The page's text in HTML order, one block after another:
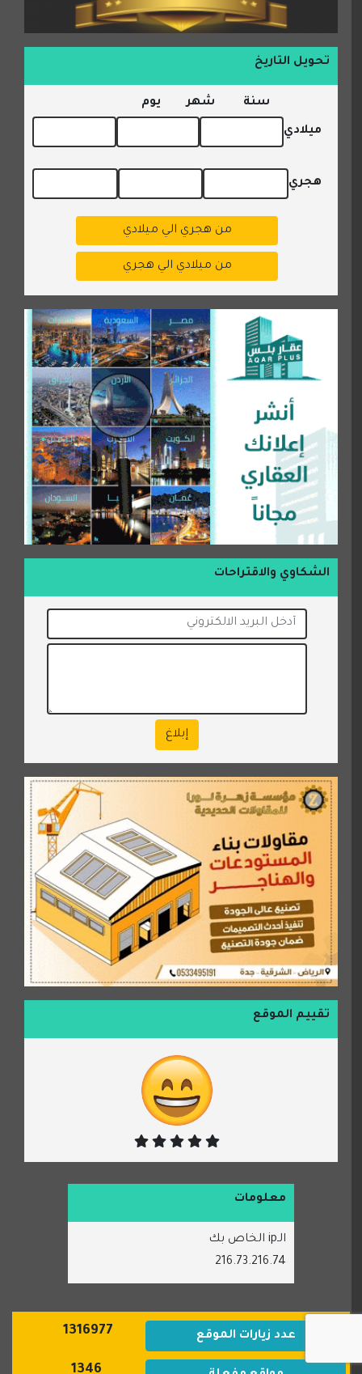
تحويل التاريخ
سنة شهر يوم
ميلادي
هجري
من هجري الي ميلادي
من ميلادي الي هجري
الشكاوي والاقتراحات
إبلاغ
تقييم الموقع
معلومات
الـip الخاص بك
216.73.216.74
عدد زيارات الموقع 1316977
1346